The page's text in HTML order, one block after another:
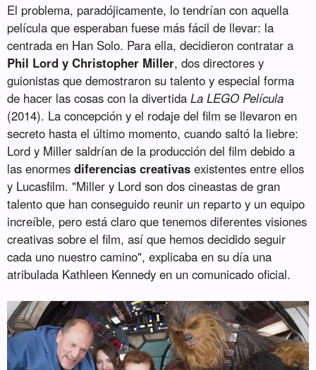
El problema, paradójicamente, lo tendrían con aquella
película que esperaban fuese más fácil de llevar: la
centrada en Han Solo. Para ella, decidieron contratar a
Phil Lord y Christopher Miller, dos directores y
guionistas que demostraron su talento y especial forma
de hacer las cosas con la divertidaLa LEGO Película
(2014). La concepción y el rodaje del film se llevaron en
secreto hasta el último momento, cuando saltó la liebre:
Lord y Miller saldrían de la producción del film debido a
las enormesdiferencias creativas existentes entre ellos
y Lucasfilm. "Miller y Lord son dos cineastas de gran
talento que han conseguido reunir un reparto y un equipo
increíble, pero está claro que tenemos diferentes visiones
creativas sobre el film, así que hemos decidido seguir
cada uno nuestro camino", explicaba en su día una
atribulada Kathleen Kennedy en un comunicado oficial.